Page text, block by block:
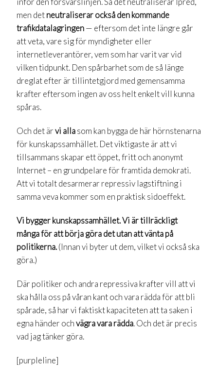
men detneutraliserar också den kommande
trafikdatalagringen— eftersom det inte längre går
att veta, vare sig för myndigheter eller
internetleverantörer, vem som har varit var vid
vilken tidpunkt. Den spårbarhet som de så länge
dreglat efter är tillintetgjord med gemensamma
krafter eftersom ingen av oss helt enkelt vill kunna
spåras.
Och det ärvi allasom kan bygga de här hörnstenarna
för kunskapssamhället. Det viktigaste är att vi
tillsammans skapar ett öppet, fritt och anonymt
Internet – en grundpelare för framtida demokrati.
Att vi totalt desarmerar repressiv lagstiftning i
samma veva kommer som en praktisk sidoeffekt.
Vi bygger kunskapssamhället. Vi är tillräckligt
många för att börja göra det utan att vänta på
politikerna.(Innan vi byter ut dem, vilket vi också ska
göra.)
Där politiker och andra repressiva krafter vill att vi
ska hålla oss på våran kant och vara rädda för att bli
spårade, så har vi faktiskt kapaciteten att ta saken i
egna händer ochvägra vara rädda. Och det är precis
vad jag tänker göra.
[purpleline]